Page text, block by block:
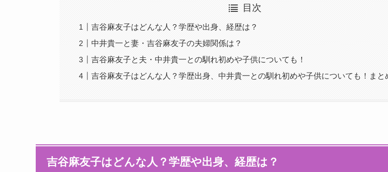
目次
吉谷麻友子はどんな人？学歴や出身、経歴は？
中井貴一と妻・吉谷麻友子の夫婦関係は？
吉谷麻友子と夫・中井貴一との馴れ初めや子供についても！
吉谷麻友子はどんな人？学歴出身、中井貴一との馴れ初めや子供についても！まと
吉谷麻友子はどんな人？学歴や出身、経歴は？